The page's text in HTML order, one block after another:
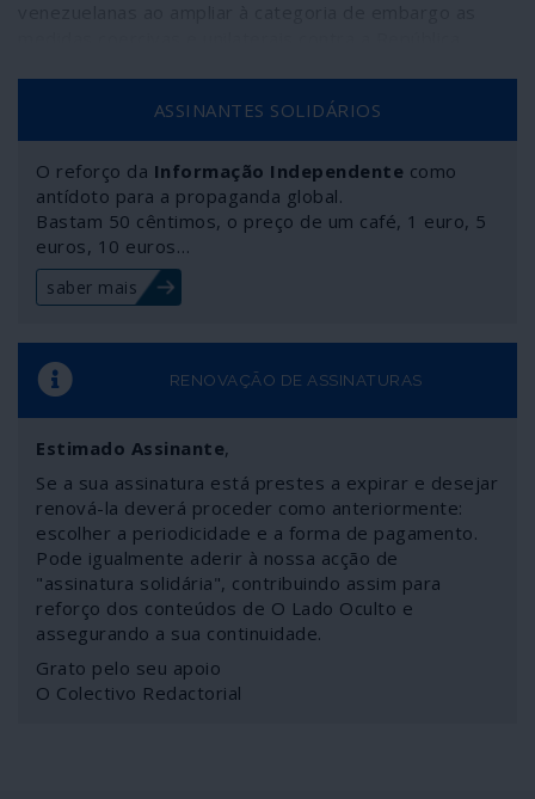
económico total”.ASSINANTES SOLIDÁRIOS
O reforço da Informação Independente como
antídoto para a propaganda global.
Bastam 50 cêntimos, o preço de um café, 1 euro, 5
euros, 10 euros…
saber mais
RENOVAÇÃO DE ASSINATURAS
Estimado Assinante,
Se a sua assinatura está prestes a expirar e desejar
renová-la deverá proceder como anteriormente:
escolher a periodicidade e a forma de pagamento.
Pode igualmente aderir à nossa acção de
"assinatura solidária", contribuindo assim para
reforço dos conteúdos de O Lado Oculto e
assegurando a sua continuidade.
Grato pelo seu apoio
O Colectivo Redactorial